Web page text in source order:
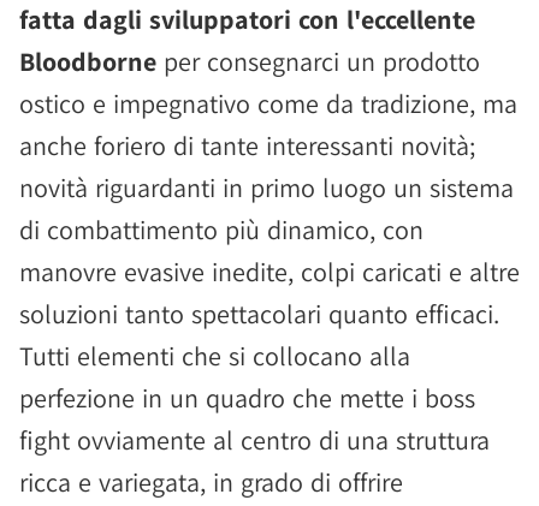
fatta dagli sviluppatori con l'eccellente
Bloodborne per consegnarci un prodotto
ostico e impegnativo come da tradizione, ma
anche foriero di tante interessanti novità;
novità riguardanti in primo luogo un sistema
di combattimento più dinamico, con
manovre evasive inedite, colpi caricati e altre
soluzioni tanto spettacolari quanto efficaci.
Tutti elementi che si collocano alla
perfezione in un quadro che mette i boss
fight ovviamente al centro di una struttura
ricca e variegata, in grado di offrire